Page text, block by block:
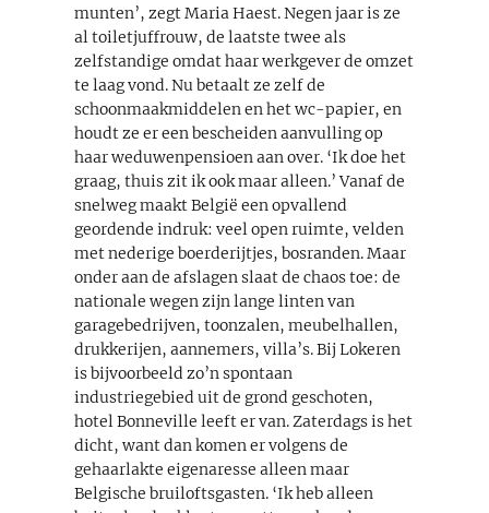
munten’, zegt Maria Haest. Negen jaar is ze
al toiletjuffrouw, de laatste twee als
zelfstandige omdat haar werkgever de omzet
te laag vond. Nu betaalt ze zelf de
schoonmaakmiddelen en het wc-papier, en
houdt ze er een bescheiden aanvulling op
haar weduwenpensioen aan over. ‘Ik doe het
graag, thuis zit ik ook maar alleen.’ Vanaf de
snelweg maakt België een opvallend
geordende indruk: veel open ruimte, velden
met nederige boerderijtjes, bosranden. Maar
onder aan de afslagen slaat de chaos toe: de
nationale wegen zijn lange linten van
garagebedrijven, toonzalen, meubelhallen,
drukkerijen, aannemers, villa’s. Bij Lokeren
is bijvoorbeeld zo’n spontaan
industriegebied uit de grond geschoten,
hotel Bonneville leeft er van. Zaterdags is het
dicht, want dan komen er volgens de
gehaarlakte eigenaresse alleen maar
Belgische bruiloftsgasten. ‘Ik heb alleen